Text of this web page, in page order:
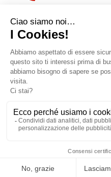
Servizio clienti
Note legali